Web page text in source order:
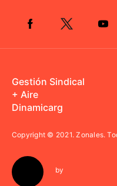
Gestión Sindical
+ Aire
Dinamicarg
Copyright © 2021.Zonales.
by